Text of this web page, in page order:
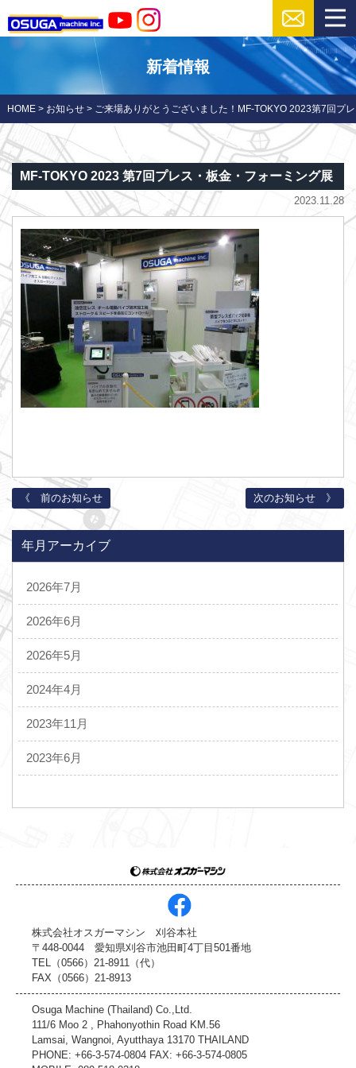
新着情報
HOME> お知らせ> ご来場ありがとうございました！MF-TOKYO 2023第7回プ
MF-TOKYO 2023 第7回プレス・板金・フォーミング展
2023.11.28
《 前のお知らせ 次のお知らせ 》
年月アーカイブ
2026年7月
2026年6月
2026年5月
2024年4月
2023年11月
2023年6月
株式会社オスガーマシン 刈谷本社
〒448-0044 愛知県刈谷市池田町4丁目501番地
TEL（0566）21-8911（代）
FAX（0566）21-8913
Osuga Machine (Thailand) Co.,Ltd.
111/6 Moo 2 , Phahonyothin Road KM.56
Lamsai, Wangnoi, Ayutthaya 13170 THAILAND
PHONE: +66-3-574-0804 FAX: +66-3-574-0805